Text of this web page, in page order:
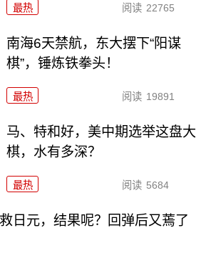
最热 阅读 22765
南海6天禁航，东大摆下“阳谋
棋”，锤炼铁拳头！
最热 阅读 19891
马、特和好，美中期选举这盘大
棋，水有多深？
最热 阅读 5684
日元，结果呢？回弹后又蔫了